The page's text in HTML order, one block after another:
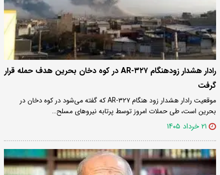
رادار هشدار زودهنگام AR-۳۲۷ در کوه دخان بحرین هدف حمله قرار
گرفت
موقعیت رادار هشدار زود هنگام AR-۳۲۷ که گفته می‌شود در کوه دخان در
بحرین است، طی حملات امروز توسط پرتابه نیروهای مسلح…
۲۱ خرداد ۱۴۰۵